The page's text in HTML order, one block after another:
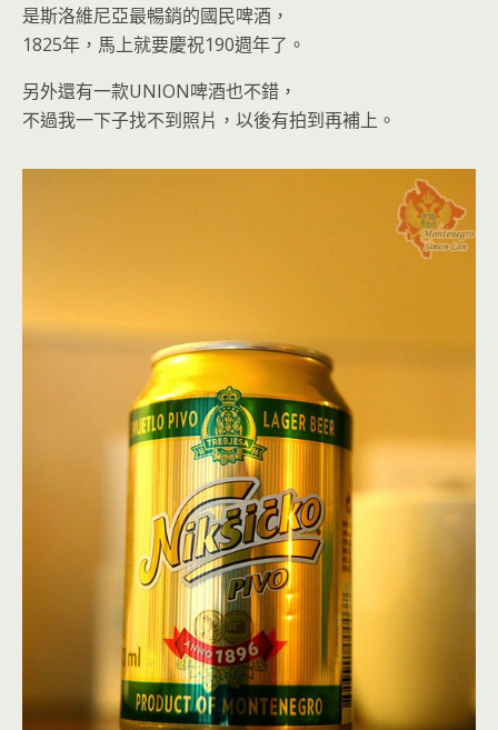
是斯洛維尼亞最暢銷的國民啤酒，
1825年，馬上就要慶祝190週年了。
另外還有一款UNION啤酒也不錯，
不過我一下子找不到照片，以後有拍到再補上。